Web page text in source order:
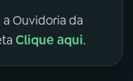
Ouvidoria da
Clique aqui.